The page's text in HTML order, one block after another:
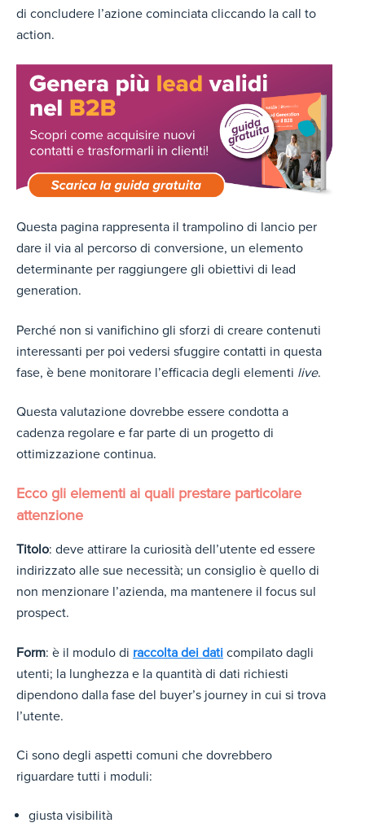
di concludere l’azione cominciata cliccando la call to
action.
Questa pagina rappresenta il trampolino di lancio per
dare il via al percorso di conversione, un elemento
determinante per raggiungere gli obiettivi di lead
generation.
Perché non si vanifichino gli sforzi di creare contenuti
interessanti per poi vedersi sfuggire contatti in questa
fase, è bene monitorare l’efficacia degli elementi live.
Questa valutazione dovrebbe essere condotta a
cadenza regolare e far parte di un progetto di
ottimizzazione continua.
Ecco gli elementi ai quali prestare particolare
attenzione
Titolo: deve attirare la curiosità dell’utente ed essere
indirizzato alle sue necessità; un consiglio è quello di
non menzionare l’azienda, ma mantenere il focus sul
prospect.
Form: è il modulo di raccolta dei dati compilato dagli
utenti; la lunghezza e la quantità di dati richiesti
dipendono dalla fase del buyer’s journey in cui si trova
l’utente.
Ci sono degli aspetti comuni che dovrebbero
riguardare tutti i moduli:
giusta visibilità